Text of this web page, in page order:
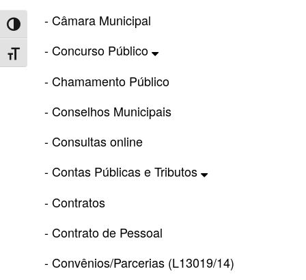
Toggle High Contrast
Toggle Font size
- Câmara Municipal
- Concurso Público
- Chamamento Público
- Conselhos Municipais
- Consultas online
- Contas Públicas e Tributos
- Contratos
- Contrato de Pessoal
- Convênios/Parcerias (L13019/14)